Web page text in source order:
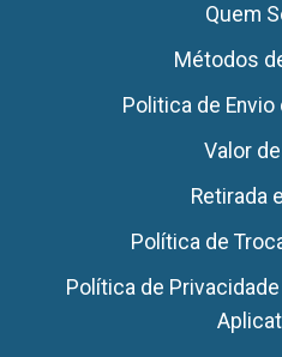
Quem
Métodos
Politica de
Valor
Retirada
Política de
Política de